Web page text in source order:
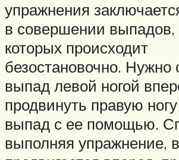
упражнения
в совершении выпадов,
которых происходит
безостановочно. Нужно
выпад левой ногой
продвинуть правую
выпад с ее помощью.
выполняя упражнение,